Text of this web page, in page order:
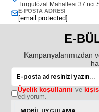
Turgutözal Mahallesi 37 nci
E-POSTA ADRESI
[email protected]
E-
Kampanyalarımızdan
Üyelik koşullarını ve
ediyorum.